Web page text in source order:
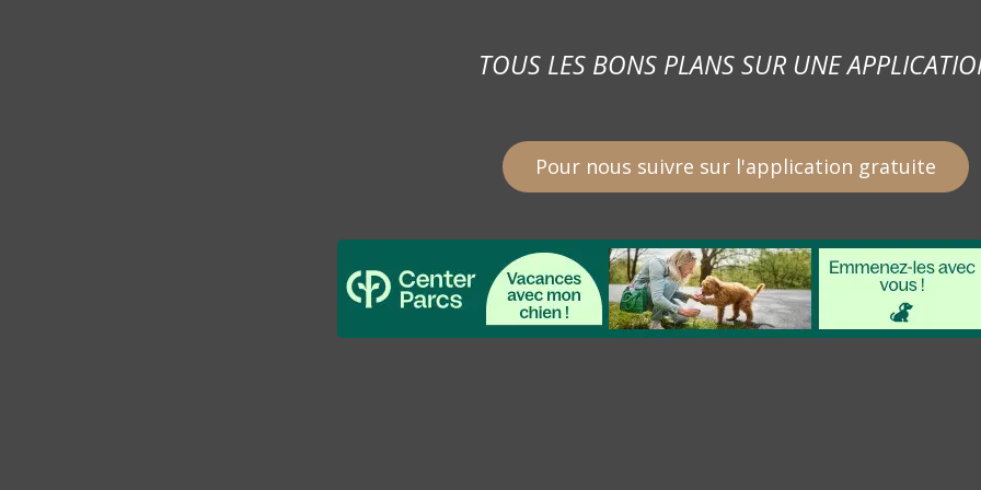
TOUS LES BONS PLANS SUR UNE
Pour nous suivre sur l'application gratuite